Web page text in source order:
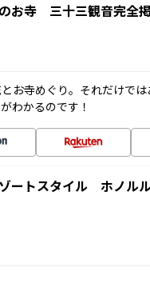
お寺 三十三観音完全
お寺めぐり。それだけで
わかるのです！
トスタイル ホノル